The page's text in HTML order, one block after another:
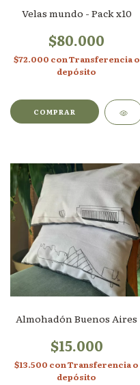
Velas mundo - Pack x10
$80.000
$72.000 conTransferencia o
depósito
Almohadón Buenos Aires
$15.000
$13.500 conTransferencia o
depósito